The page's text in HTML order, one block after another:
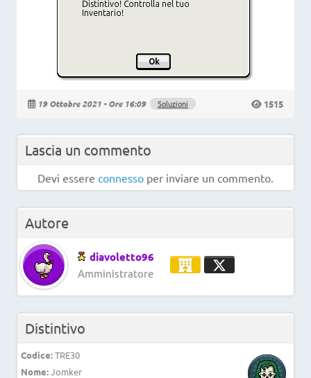
19 Ottobre 2021 - Ore 16:09 Soluzioni 1515
Lascia un commento
Devi essere connesso per inviare un commento.
Autore
diavoletto96
Amministratore
Distintivo
Codice:TRE30
Nome:Jomker